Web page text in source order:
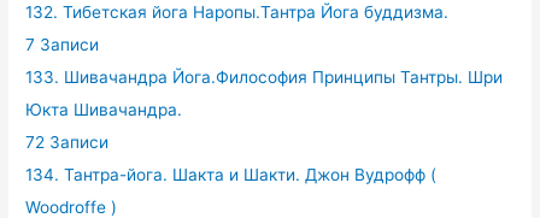
132. Тибетская йога Наропы.Тантра Йога буддизма.
7 Записи
133. Шивачандра Йога.Философия Принципы Тантры. Шри
Юкта Шивачандра.
72 Записи
134. Тантра-йога. Шакта и Шакти. Джон Вудрофф (
Woodroffe )